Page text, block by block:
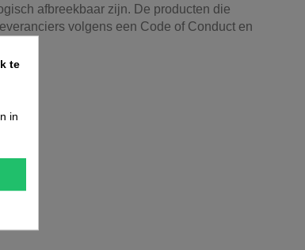
afbreekbaar zijn. De producten die
volgens een Code of Conduct en
te
in